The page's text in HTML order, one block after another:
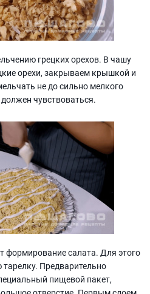
грецких орехов. В чашу
орехи, закрываем крышкой и
не до сильно мелкого
чувствоваться.
формирование салата. Для этого
Предварительно
пищевой пакет,